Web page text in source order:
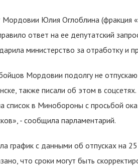
Юлия Оглоблина (фракция
ответ на ее депутатский
министерство за отработку и
Мордовии подолгу не
также писали об этом в
список в Минобороны с просьбой
- сообщила парламентарий.
график с данными об отпусках на
что сроки могут быть